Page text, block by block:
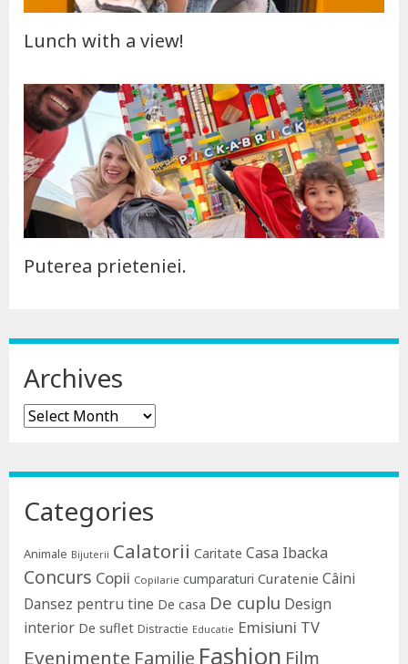
Lunch with a view!
Puterea prieteniei.
Archives
Archives
Categories
Animale Bijuterii Calatorii Caritate Casa Ibacka
Concurs Copii Copilarie cumparaturi Curatenie Câini
Dansez pentru tine De casa De cuplu Design
interior De suflet Distractie Educatie Emisiuni TV
Evenimente Familie Fashion Film